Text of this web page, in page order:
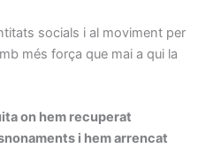
socials i al moviment per
més força que mai a qui la
on hem recuperat
i hem arrencat